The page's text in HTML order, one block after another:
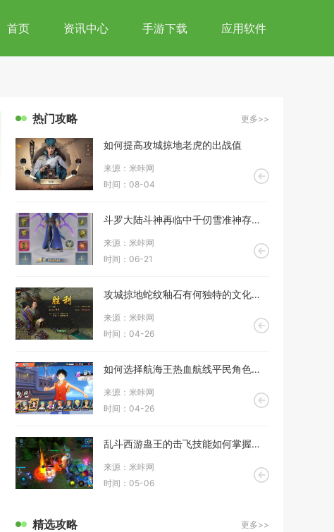
首页 资讯中心 手游下载 应用软件
热门攻略 更多>>
如何提高攻城掠地老虎的出战值
来源：米咔网
时间：08-04
斗罗大陆斗神再临中千仞雪准神存在吗
来源：米咔网
时间：06-21
攻城掠地蛇纹釉石有何独特的文化意义
来源：米咔网
时间：04-26
如何选择航海王热血航线平民角色的搭配策略
来源：米咔网
时间：04-26
乱斗西游蛊王的击飞技能如何掌握击中敌人的时机
来源：米咔网
时间：05-06
精选攻略 更多>>